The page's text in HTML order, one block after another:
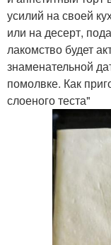
усилий на своей
или на десерт,
лакомство будет
знаменательной
помолвке. Как
слоеного теста"